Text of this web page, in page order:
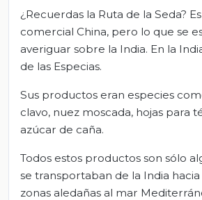
¿Recuerdas la Ruta de la Seda?
comercial China, pero lo que se
averiguar sobre la India. En la
de las Especias.
Sus productos eran especies
clavo, nuez moscada, hojas para
azúcar de caña.
Todos estos productos son sólo
se transportaban de la India
zonas aledañas al mar